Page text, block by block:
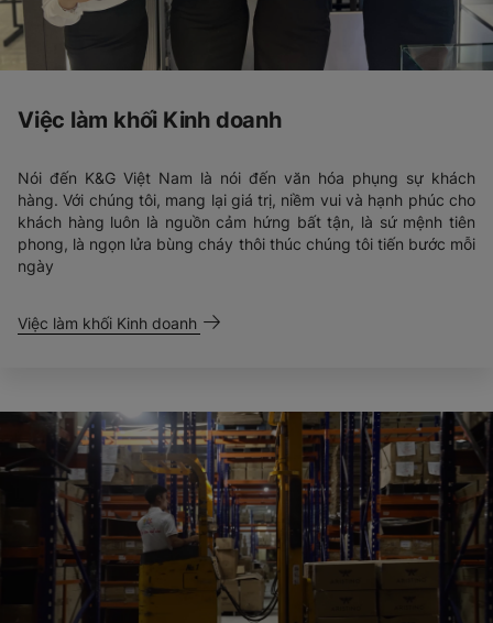
Việc làm khối Kinh doanh
Nói đến K&G Việt Nam là nói đến văn hóa phụng sự khách
hàng. Với chúng tôi, mang lại giá trị, niềm vui và hạnh phúc cho
khách hàng luôn là nguồn cảm hứng bất tận, là sứ mệnh tiên
phong, là ngọn lửa bùng cháy thôi thúc chúng tôi tiến bước mỗi
ngày
Việc làm khối Kinh doanh